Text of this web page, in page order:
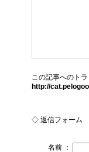
この記事へのト
http://
◇ 返信フォーム
名前 ：